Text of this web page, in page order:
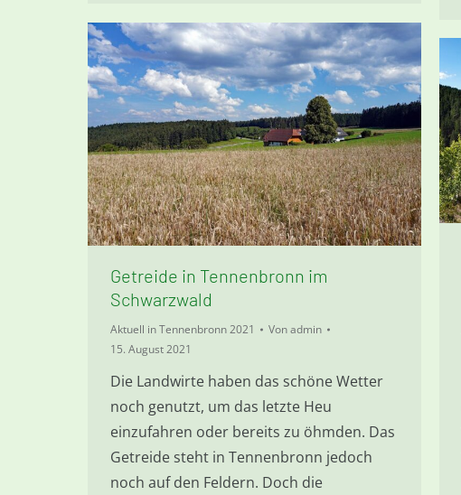
Getreide in Tennenbronn im
Schwarzwald
Aktuell in Tennenbronn 2021 Vonadmin
15. August 2021
Die Landwirte haben das schöne Wetter
noch genutzt, um das letzte Heu
einzufahren oder bereits zu öhmden. Das
Getreide steht in Tennenbronn jedoch
noch auf den Feldern. Doch die